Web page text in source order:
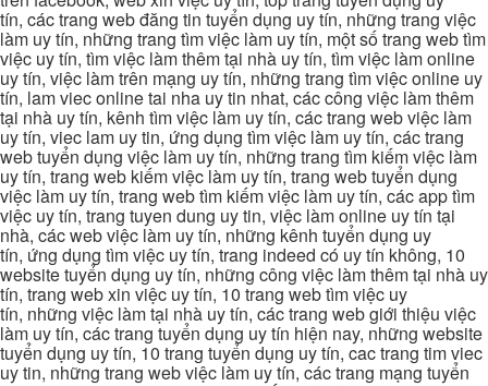
tín, các trang web đăng tin tuyển dụng uy tín, những trang việc
làm uy tín, những trang tìm việc làm uy tín, một số trang web tìm
việc uy tín, tìm việc làm thêm tại nhà uy tín, tìm việc làm online
uy tín, việc làm trên mạng uy tín, những trang tìm việc online uy
tín, lam viec online tai nha uy tin nhat, các công việc làm thêm
tại nhà uy tín, kênh tìm việc làm uy tín, các trang web việc làm
uy tín, viec lam uy tin, ứng dụng tìm việc làm uy tín, các trang
web tuyển dụng việc làm uy tín, những trang tìm kiếm việc làm
uy tín, trang web kiếm việc làm uy tín, trang web tuyển dụng
việc làm uy tín, trang web tìm kiếm việc làm uy tín, các app tìm
việc uy tín, trang tuyen dung uy tin, việc làm online uy tín tại
nhà, các web việc làm uy tín, những kênh tuyển dụng uy
tín, ứng dụng tìm việc uy tín, trang indeed có uy tín không, 10
website tuyển dụng uy tín, những công việc làm thêm tại nhà uy
tín, trang web xin việc uy tín, 10 trang web tìm việc uy
tín, những việc làm tại nhà uy tín, các trang web giới thiệu việc
làm uy tín, các trang tuyển dụng uy tín hiện nay, những website
tuyển dụng uy tín, 10 trang tuyển dụng uy tín, cac trang tim viec
uy tin, những trang web việc làm uy tín, các trang mạng tuyển